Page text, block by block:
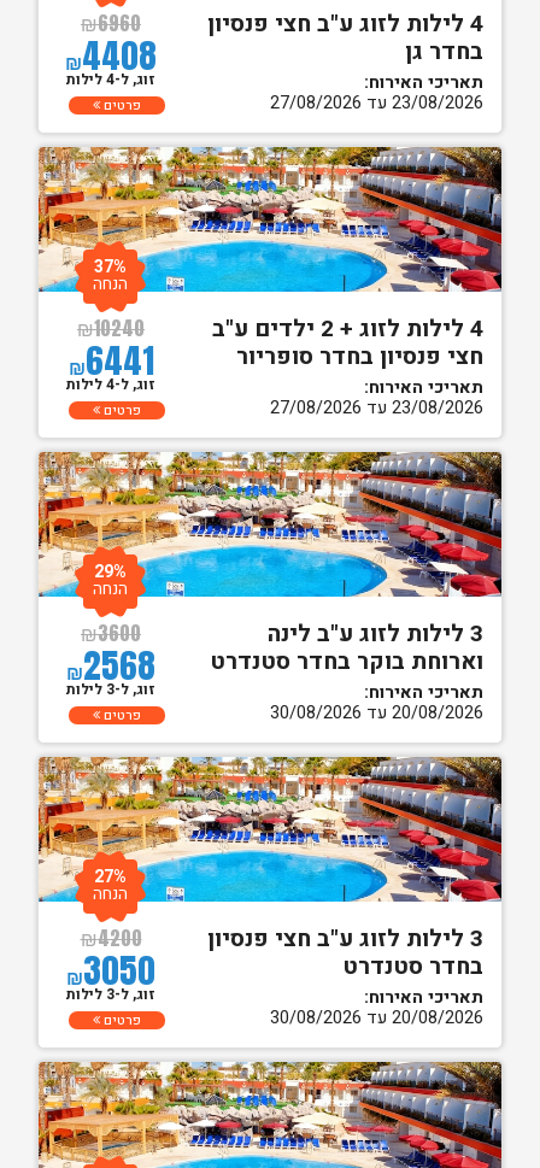
4 לילות לזוג ע"ב חצי פנסיון
בחדר גן
תאריכי האירוח:
23/08/2026 עד 27/08/2026
₪6960
₪4408
זוג, ל-4 לילות
פרטים
4 לילות לזוג + 2 ילדים ע"ב
חצי פנסיון בחדר סופריור
תאריכי האירוח:
23/08/2026 עד 27/08/2026
₪10240
₪6441
37%
הנחה
זוג, ל-4 לילות
פרטים
3 לילות לזוג ע"ב לינה
וארוחת בוקר בחדר סטנדרט
תאריכי האירוח:
20/08/2026 עד 30/08/2026
₪3600
₪2568
29%
הנחה
זוג, ל-3 לילות
פרטים
3 לילות לזוג ע"ב חצי פנסיון
בחדר סטנדרט
תאריכי האירוח:
20/08/2026 עד 30/08/2026
₪4200
₪3050
27%
הנחה
זוג, ל-3 לילות
פרטים